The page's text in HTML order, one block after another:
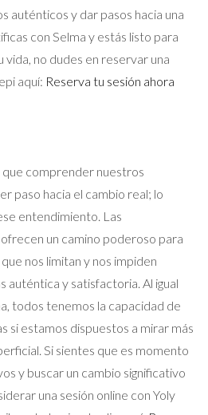
auténticos y dar pasos hacia una
con Selma y estás listo para
vida, no dudes en reservar una
aquí: Reserva tu sesión ahora
comprender nuestros
paso hacia el cambio real; lo
entendimiento. Las
un camino poderoso para
nos limitan y nos impiden
auténtica y satisfactoria. Al igual
todos tenemos la capacidad de
si estamos dispuestos a mirar más
Si sientes que es momento
y buscar un cambio significativo
una sesión online con Yoly